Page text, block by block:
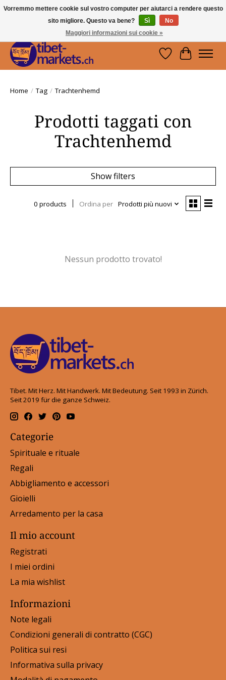
Handwerkskunst vom Dach der Welt.
Holen Sie sich ein Stück Tibet.
Lista deiCarrello
Home / Tag / Trachtenhemd
Prodotti taggati con
Trachtenhemd
Show filters
0 products Ordina per Prodotti più nuovi
Nessun prodotto trovato!
Tibet. Mit Herz. Mit Handwerk. Mit Bedeutung. Seit 1993 in Zürich.
Seit 2019 für die ganze Schweiz.
Categorie
Spirituale e rituale
Regali
Abbigliamento e accessori
Gioielli
Arredamento per la casa
Il mio account
Registrati
I miei ordini
La mia wishlist
Informazioni
Note legali
Condizioni generali di contratto (CGC)
Politica sui resi
Informativa sulla privacy
Vorremmo mettere cookie sul vostro computer per aiutarci a rendere questo
sito migliore. Questo va bene?
Sì
No
Maggiori informazioni sui cookie »